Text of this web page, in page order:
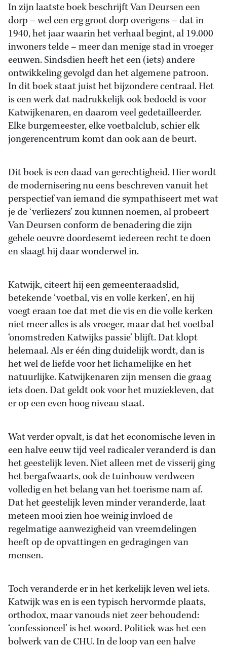
In zijn laatste boek beschrijft Van Deursen een
dorp – wel een erg groot dorp overigens – dat in
1940, het jaar waarin het verhaal begint, al 19.000
inwoners telde – meer dan menige stad in vroeger
eeuwen. Sindsdien heeft het een (iets) andere
ontwikkeling gevolgd dan het algemene patroon.
In dit boek staat juist het bijzondere centraal. Het
is een werk dat nadrukkelijk ook bedoeld is voor
Katwijkenaren, en daarom veel gedetailleerder.
Elke burgemeester, elke voetbalclub, schier elk
jongerencentrum komt dan ook aan de beurt.
Dit boek is een daad van gerechtigheid. Hier wordt
de modernisering nu eens beschreven vanuit het
perspectief van iemand die sympathiseert met wat
je de ‘verliezers’ zou kunnen noemen, al probeert
Van Deursen conform de benadering die zijn
gehele oeuvre doordesemt iedereen recht te doen
en slaagt hij daar wonderwel in.
Katwijk, citeert hij een gemeenteraadslid,
betekende ‘voetbal, vis en volle kerken’, en hij
voegt eraan toe dat met die vis en die volle kerken
niet meer alles is als vroeger, maar dat het voetbal
‘onomstreden Katwijks passie’ blijft. Dat klopt
helemaal. Als er één ding duidelijk wordt, dan is
het wel de liefde voor het lichamelijke en het
natuurlijke. Katwijkenaren zijn mensen die graag
iets doen. Dat geldt ook voor het muziekleven, dat
er op een even hoog niveau staat.
Wat verder opvalt, is dat het economische leven in
een halve eeuw tijd veel radicaler veranderd is dan
het geestelijk leven. Niet alleen met de visserij ging
het bergafwaarts, ook de tuinbouw verdween
volledig en het belang van het toerisme nam af.
Dat het geestelijk leven minder veranderde, laat
meteen mooi zien hoe weinig invloed de
regelmatige aanwezigheid van vreemdelingen
heeft op de opvattingen en gedragingen van
mensen.
Toch veranderde er in het kerkelijk leven wel iets.
Katwijk was en is een typisch hervormde plaats,
orthodox, maar vanouds niet zeer behoudend:
‘confessioneel’ is het woord. Politiek was het een
bolwerk van de CHU. In de loop van een halve